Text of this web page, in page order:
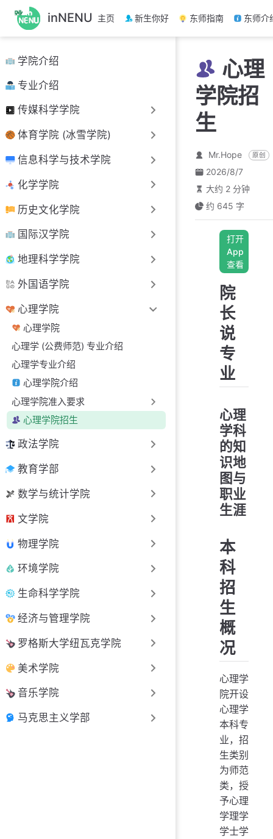
跳
至
主
要
內
容
inNENU 主页 新生你好 东师指南 东师介
学院介绍
专业介绍
传媒科学学院
体育学院 (冰雪学院)
信息科学与技术学院
化学学院
历史文化学院
国际汉学院
地理科学学院
外国语学院
心理学院
心理学院
心理学 (公费师范) 专业介绍
心理学专业介绍
心理学院介绍
心理学院准入要求
心理学院招生
政法学院
教育学部
数学与统计学院
文学院
物理学院
环境学院
生命科学学院
经济与管理学院
罗格斯大学纽瓦克学院
美术学院
音乐学院
马克思主义学部
心理
学院招
生
Mr.Hope 原创
2026/8/7
大约 2 分钟
约 645 字
打开
App
查看
院
长
说
专
业
心理
学科
的知
识地
图与
职业
生涯
本
科
招
生
概
况
心理学
院开设
心理学
本科专
业，招
生类别
为师范
类，授
予心理
学理学
学士学